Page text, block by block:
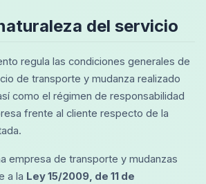
del servicio
regula las condiciones generales de
de transporte y mudanza realizado
como el régimen de responsabilidad
frente al cliente respecto de la
empresa de transporte y mudanzas
a la Ley 15/2009, de 11 de